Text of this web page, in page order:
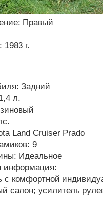
Правый
г.
Задний
л.
Land Cruiser Prado
9
Идеальное
информация:
с комфортной
салон; усилитель